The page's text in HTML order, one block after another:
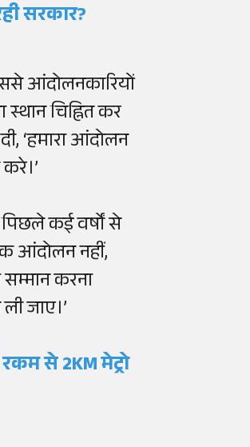
सरकार?
आंदोलनकारियों
स्थान चिह्नित कर
‘हमारा आंदोलन
कई वर्षों से
आंदोलन नहीं,
करना
जाए।’
से 2KM मेट्रो